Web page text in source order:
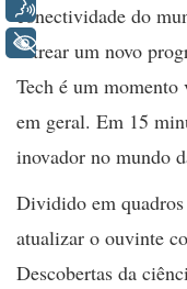
conectividade do
estrear um novo
Tech é um momento
em geral. Em 15
inovador no mundo
Dividido em
atualizar o ouvinte
Descobertas da
Voz